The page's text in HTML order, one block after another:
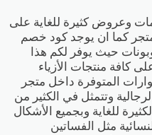
وعروض كثيرة للغاية على
كما ان يوجد كود خصم
حيث يوفر لكم هذا
فعلى يصل الى 60% على كافة منتجات الأزياء
المتوفرة داخل متجر
وتتمثل في الكثير من
للغاية وبجميع الأشكال
مثل الفساتين